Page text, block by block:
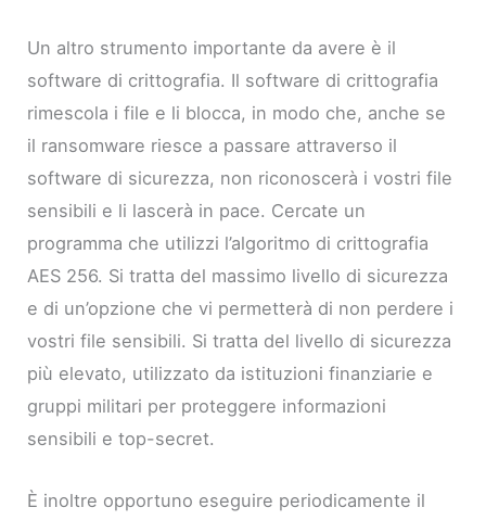
Un altro strumento importante da avere è il
software di crittografia. Il software di crittografia
rimescola i file e li blocca, in modo che, anche se
il ransomware riesce a passare attraverso il
software di sicurezza, non riconoscerà i vostri file
sensibili e li lascerà in pace. Cercate un
programma che utilizzi l’algoritmo di crittografia
AES 256. Si tratta del massimo livello di sicurezza
e di un’opzione che vi permetterà di non perdere i
vostri file sensibili. Si tratta del livello di sicurezza
più elevato, utilizzato da istituzioni finanziarie e
gruppi militari per proteggere informazioni
sensibili e top-secret.
È inoltre opportuno eseguire periodicamente il